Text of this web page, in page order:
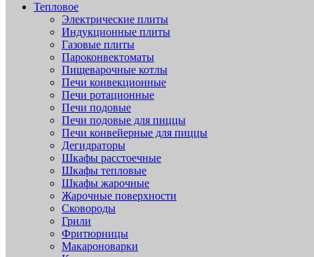
Тепловое
Электрические плиты
Индукционные плиты
Газовые плиты
Пароконвектоматы
Пищеварочные котлы
Печи конвекционные
Печи ротационные
Печи подовые
Печи подовые для пиццы
Печи конвейерные для пиццы
Дегидраторы
Шкафы расстоечные
Шкафы тепловые
Шкафы жарочные
Жарочные поверхности
Сковороды
Грили
Фритюрницы
Макароноварки